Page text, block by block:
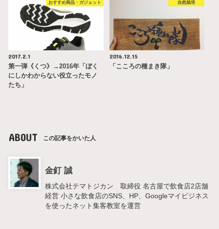
おすすめ商品・ガジェット
2017.2.1
第一弾《くつ》→2016年「ぼく
にしかわからない役立ったモノ
たち」
自然栽培
2016.12.15
「こころの種まき隊」
ABOUT この記事をかいた人
金釘 誠
株式会社テマトジカン 取締役 名古屋で飲食店2店舗
経営 小さな飲食店のSNS、HP、Googleマイビジネス
を使ったネット集客教室を運営